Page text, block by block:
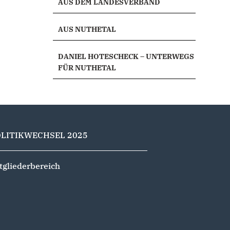
AUS DEM LANDESVERBAND
AUS NUTHETAL
DANIEL HOTESCHECK – UNTERWEGS
FÜR NUTHETAL
2025